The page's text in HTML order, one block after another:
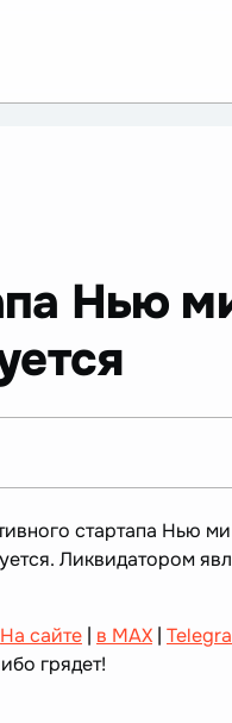
Нью
стартапа Нью ми
Ликвидатором
На сайте | в MAX |
грядет!